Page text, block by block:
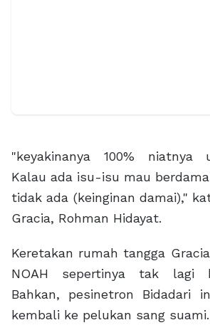
"keyakinanya 100% niatnya
Kalau ada isu-isu mau
tidak ada (keinginan damai),"
Gracia, Rohman Hidayat.‎
Keretakan rumah tangga
NOAH sepertinya tak lagi
Bahkan, pesinetron Bidadari
kembali ke pelukan sang suami.